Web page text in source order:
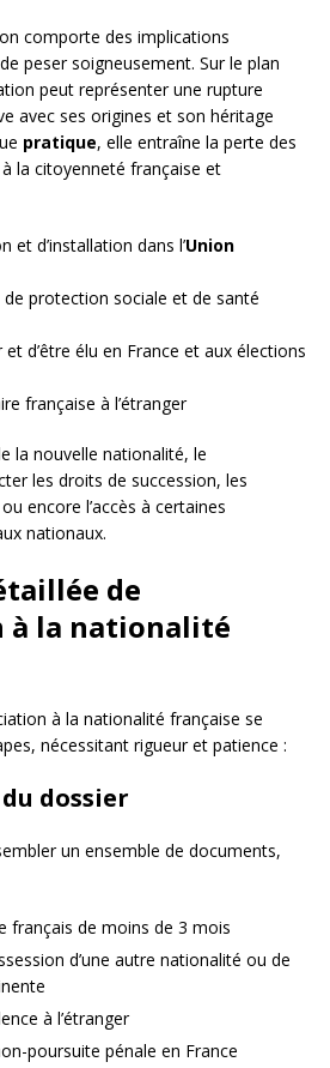
comporte des implications
peser soigneusement. Sur le plan
peut représenter une rupture
avec ses origines et son héritage
pratique, elle entraîne la perte des
la citoyenneté française et
et d’installation dans l’Union
de protection sociale et de santé
d’être élu en France et aux élections
française à l’étranger
la nouvelle nationalité, le
les droits de succession, les
encore l’accès à certaines
nationaux.
de
à la nationalité
à la nationalité française se
nécessitant rigueur et patience :
dossier
un ensemble de documents,
français de moins de 3 mois
d’une autre nationalité ou de
à l’étranger
poursuite pénale en France